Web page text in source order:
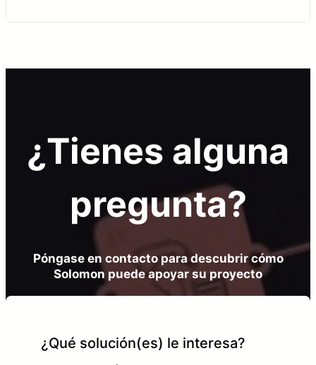
¿Tienes alguna
pregunta?
Póngase en contacto para descubrir cómo
Solomon puede apoyar su proyecto
¿Qué solución(es) le interesa?